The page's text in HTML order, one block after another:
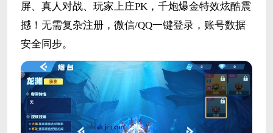
屏、真人对战、玩家上庄PK，千炮爆金特效炫酷震
撼！无需复杂注册，微信/QQ一键登录，账号数据
安全同步。